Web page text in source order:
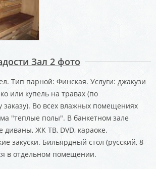
Зал 2 фото
Тип парной: Финская. Услуги: джакузи
или купель на травах (по
заказу). Во всех влажных помещениях
"теплые полы". В банкетном зале
диваны, ЖК ТВ, DVD, караоке.
закуски. Бильярдный стол (русский, 8
в отдельном помещении.